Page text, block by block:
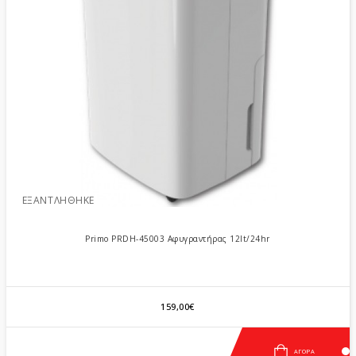
ΕΞΑΝΤΛΉΘΗΚΕ
Primo PRDH-45003 Αφυγραντήρας 12lt/24hr
159,00€
ΑΓΟΡΆ